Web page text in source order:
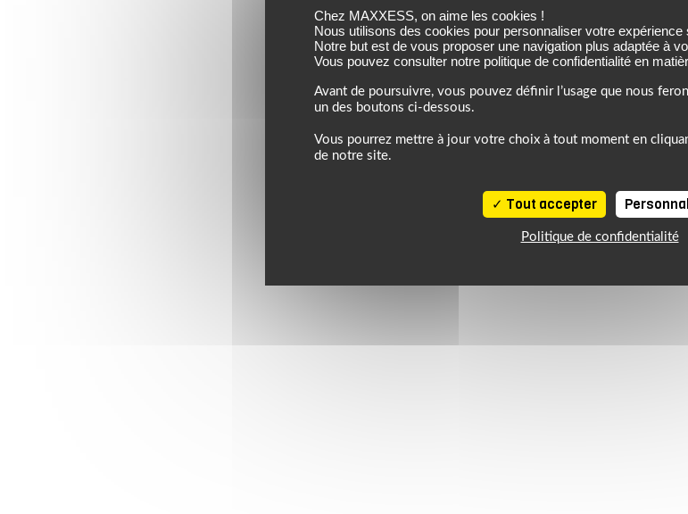
Chez MAXXESS, on aime les cookies !
Nous utilisons des cookies pour personnaliser votre expérience
Notre but est de vous proposer une navigation plus adaptée à
Vous pouvez consulter notre politique de confidentialité en
Avant de poursuivre, vous pouvez définir l’usage que nous
un des boutons ci-dessous.
Vous pourrez mettre à jour votre choix à tout moment en
de notre site.
Tout accepter
Politique de confidentialité